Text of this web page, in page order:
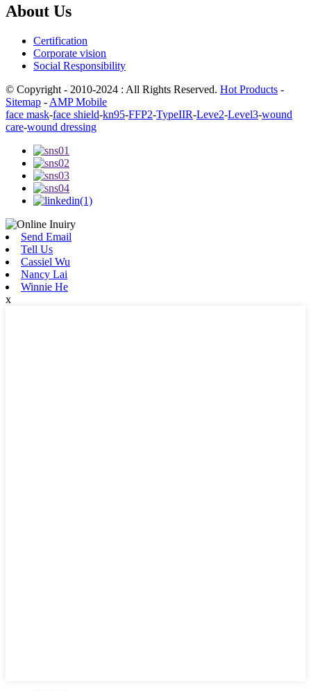
About Us
Certification
Corporate vision
Social Responsibility
© Copyright - 2010-2024 : All Rights Reserved. Hot Products -
Sitemap - AMP Mobile
face mask-face shield-kn95-FFP2-TypeIIR-Leve2-Level3-wound
care-wound dressing
Send Email
Tell Us
Cassiel Wu
Nancy Lai
Winnie He
x